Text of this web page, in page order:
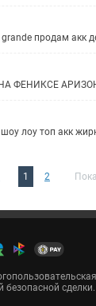
продам акк
ФЕНИКСЕ
лоу топ акк
1 2
безопасной сделки.